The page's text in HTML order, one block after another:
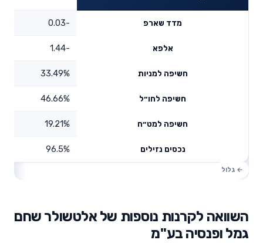
מדד שארפ -0.03
אלפא -1.44
חשיפה למניות 33.49%
חשיפה לחו״ל 46.66%
חשיפה למט״ח 19.21%
נכסים נזילים 96.5%
השוואה לקרנות נוספות של אלטשולר שחם
גמל ופנסיה בע"מ